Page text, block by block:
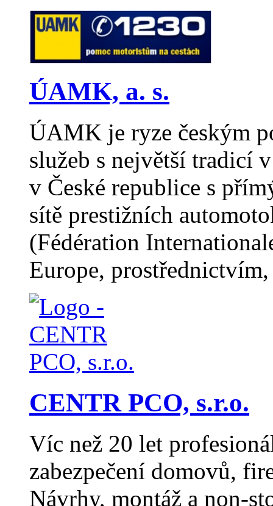
ÚAMK, a. s.
ÚAMK je ryze českým
služeb s největší tradicí
v České republice s
sítě prestižních
(Fédération
Europe,
CENTR PCO, s.r.o.
Víc než 20 let
zabezpečení domovů,
Návrhy, montáž a non-